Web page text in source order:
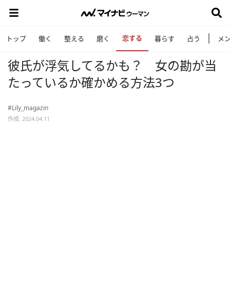
トップ 働く 整える 磨く 恋する 暮らす 占う メ
彼氏が浮気してるかも？ 女の勘が当
たっているか確かめる方法3つ
#Lily_magazin
作成: 2024.04.11